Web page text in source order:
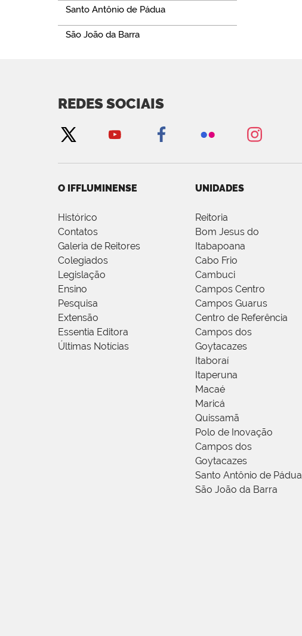
Santo Antônio de Pádua
São João da Barra
REDES SOCIAIS
O IFFLUMINENSE
Histórico
Contatos
Galeria de Reitores
Colegiados
Legislação
Ensino
Pesquisa
Extensão
Essentia Editora
Últimas Notícias
UNIDADES
Reitoria
Bom Jesus do
Itabapoana
Cabo Frio
Cambuci
Campos Centro
Campos Guarus
Centro de Referência
Campos dos
Goytacazes
Itaboraí
Itaperuna
Macaé
Maricá
Quissamã
Polo de Inovação
Campos dos
Goytacazes
Santo Antônio de Pádua
São João da Barra